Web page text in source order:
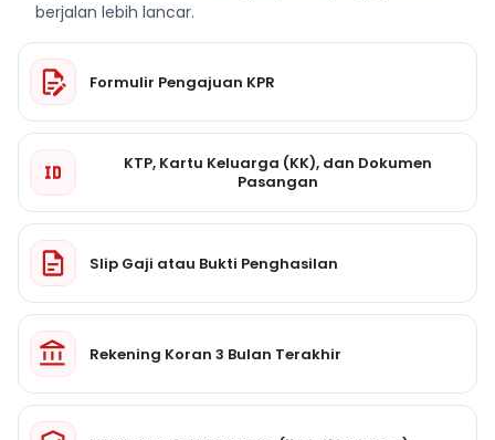
berjalan lebih lancar.
Formulir Pengajuan KPR
KTP, Kartu Keluarga (KK), dan Dokumen
Pasangan
Slip Gaji atau Bukti Penghasilan
Rekening Koran 3 Bulan Terakhir